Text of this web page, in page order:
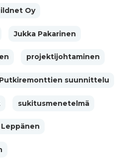
Oy
Jukka Pakarinen
projektijohtaminen
Putkiremonttien suunnittelu
sukitusmenetelmä